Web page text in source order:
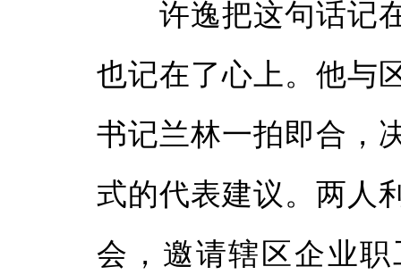
许逸把这句话记在
也记在了心上。他与
书记兰林一拍即合，
式的代表建议。两人
会，邀请辖区企业